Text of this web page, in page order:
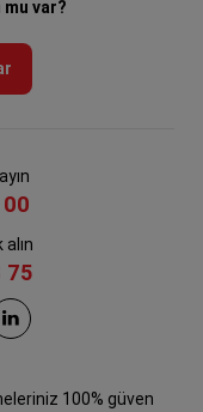
mu var?
75
100% güven